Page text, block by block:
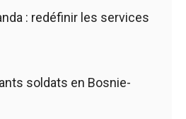
: redéfinir les services
soldats en Bosnie-